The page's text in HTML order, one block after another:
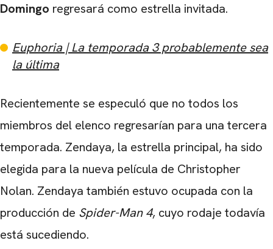
Domingo regresará como estrella invitada.
Euphoria | La temporada 3 probablemente sea
la última
Recientemente se especuló que no todos los
miembros del elenco regresarían para una tercera
temporada. Zendaya, la estrella principal, ha sido
elegida para la nueva película de Christopher
Nolan. Zendaya también estuvo ocupada con la
producción de Spider-Man 4, cuyo rodaje todavía
está sucediendo.